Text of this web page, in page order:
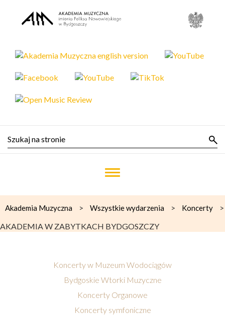
Akademia Muzyczna > Wszystkie wydarzenia > Koncerty
>
AKADEMIA W ZABYTKACH BYDGOSZCZY
Koncerty w Muzeum Wodociągów
Bydgoskie Wtorki Muzyczne
Koncerty Organowe
Koncerty symfoniczne